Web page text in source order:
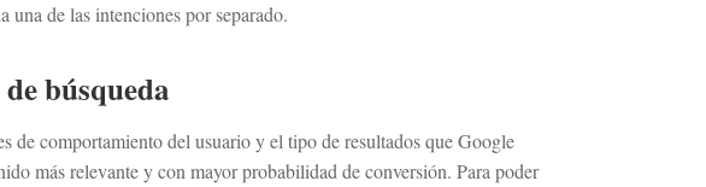
una de las intenciones por separado.
búsqueda
de comportamiento del usuario y el tipo de resultados que Google
más relevante y con mayor probabilidad de conversión. Para poder